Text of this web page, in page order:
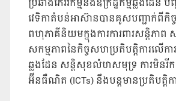
ប្រឆាំងភេរវកម្មនិងឧក្រិដ្ឋកម្មឆ្លងដែន
វេទិកាតំបន់អាស៊ានបានគូសបញ្ជាក់ពីកិច្
ពហុភាគីនិយមក្នុងការការពារសន្តិភា
សកម្មភាពនៃកិច្ចសហប្រតិបត្តិការលើការ
ឆ្លងដែន សន្តិសុខលំហសមុទ្រ ការមិនរីក
អ៊ីនធឺណិត (ICTs) នឹងបន្តមានប្រតិបត្តិ